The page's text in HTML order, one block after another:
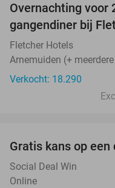
Overnachting voor
gangendiner bij
Fletcher Hotels
Arnemuiden (+
Verkocht: 18.290
Gratis kans op
Social Deal Win
Online